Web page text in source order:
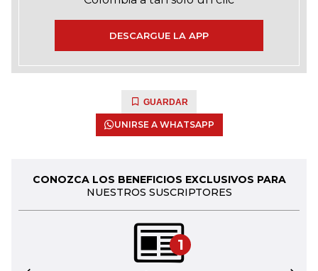
DESCARGUE LA APP
GUARDAR
UNIRSE A WHATSAPP
CONOZCA LOS BENEFICIOS EXCLUSIVOS PARA
NUESTROS SUSCRIPTORES
1